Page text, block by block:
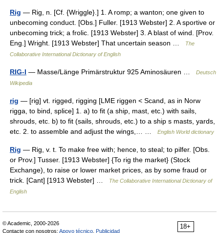
Rig — Rig, n. [Cf. {Wriggle}.] 1. A romp; a wanton; one given to
unbecoming conduct. [Obs.] Fuller. [1913 Webster] 2. A sportive or
unbecoming trick; a frolic. [1913 Webster] 3. A blast of wind. [Prov.
Eng.] Wright. [1913 Webster] That uncertain season …
The
Collaborative International Dictionary of English
RIG-I — Masse/Länge Primärstruktur 925 Aminosäuren …
Deutsch
Wikipedia
rig — [rig] vt. rigged, rigging [LME riggen < Scand, as in Norw
rigga, to bind, splice] 1. a) to fit (a ship, mast, etc.) with sails,
shrouds, etc. b) to fit (sails, shrouds, etc.) to a ship s masts, yards,
etc. 2. to assemble and adjust the wings,… …
English World dictionary
Rig — Rig, v. t. To make free with; hence, to steal; to pilfer. [Obs.
or Prov.] Tusser. [1913 Webster] {To rig the market} (Stock
Exchange), to raise or lower market prices, as by some fraud or
trick. [Cant] [1913 Webster] …
The Collaborative International Dictionary of
English
18+
© Academic, 2000-2026
Contacte con nosotros: Apoyo técnico Publicidad